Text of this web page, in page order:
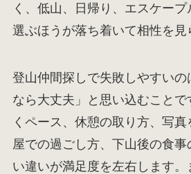
く、低山、日帰り、エスケー
選ぶほうが落ち着いて相性を見
登山仲間探しで失敗しやすいの
なら大丈夫」と思い込むこと
くペース、休憩の取り方、写
屋での過ごし方、下山後の食
い違いが満足度を左右します